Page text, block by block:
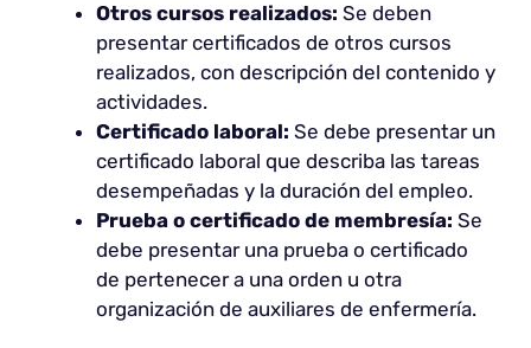
Otros cursos realizados: Se deben
presentar certificados de otros cursos
realizados, con descripción del contenido y
actividades.
Certificado laboral: Se debe presentar un
certificado laboral que describa las tareas
desempeñadas y la duración del empleo.
Prueba o certificado de membresía: Se
debe presentar una prueba o certificado
de pertenecer a una orden u otra
organización de auxiliares de enfermería.